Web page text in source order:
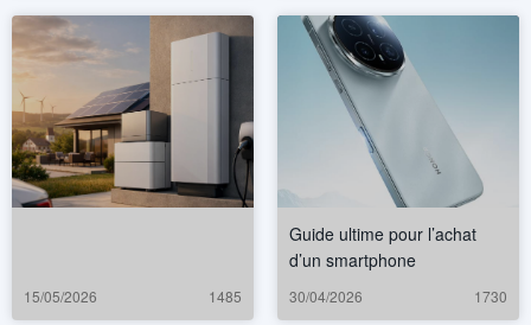
15/05/2026 1485
Guide ultime pour l’achat
d’un smartphone
30/04/2026 1730